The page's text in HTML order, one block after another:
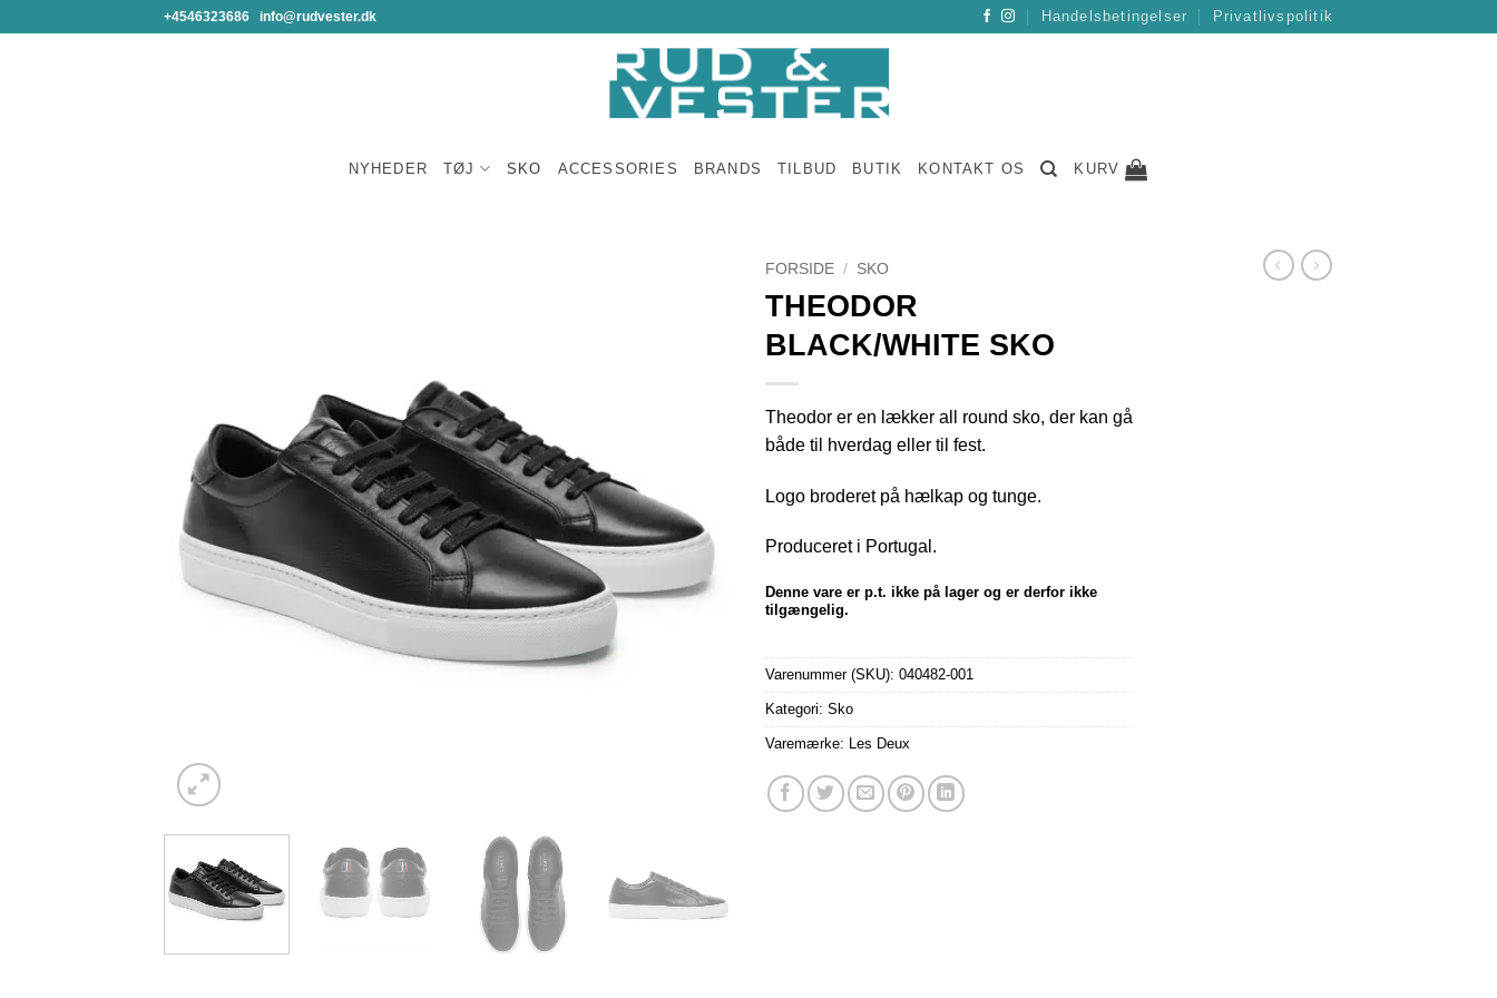
+4546323686 info@rudvester.dk Handelsbetingelser Privatlivspolitik
NYHEDER TØJ SKO ACCESSORIES BRANDS TILBUD BUTIK KONTAKT OS KURV
FORSIDE / SKO
THEODOR
BLACK/WHITE SKO
Theodor er en lækker all round sko, der kan gå
både til hverdag eller til fest.
Logo broderet på hælkap og tunge.
Produceret i Portugal.
Denne vare er p.t. ikke på lager og er derfor ikke
tilgængelig.
Varenummer (SKU): 040482-001
Kategori: Sko
Varemærke: Les Deux